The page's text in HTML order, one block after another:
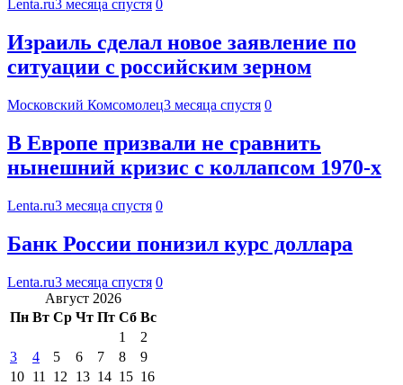
Lenta.ru3 месяца спустя 0
Израиль сделал новое заявление по
ситуации с российским зерном
Московский Комсомолец3 месяца спустя 0
В Европе призвали не сравнить
нынешний кризис с коллапсом 1970-х
Lenta.ru3 месяца спустя 0
Банк России понизил курс доллара
Lenta.ru3 месяца спустя 0
Август 2026
Пн Вт Ср Чт Пт Сб Вс
1
2
3
4 5 6 7 8
9
10 11 12 13 14 15 16